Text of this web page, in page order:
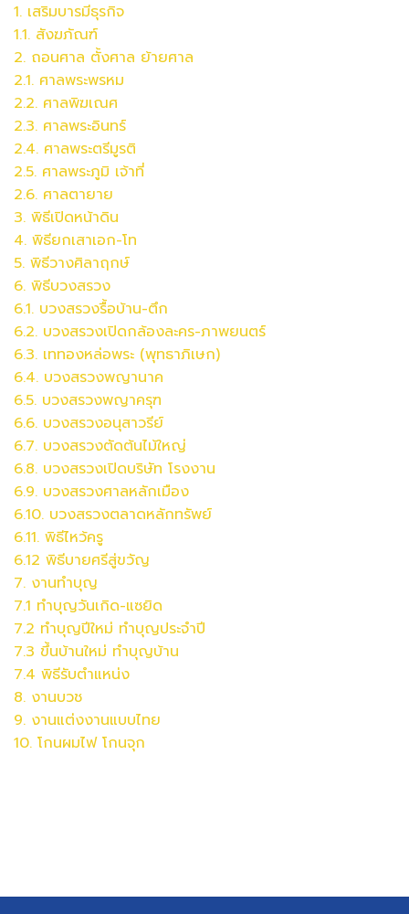
1. เสริมบารมีธุรกิจ
1.1. สังฆภัณฑ์
2. ถอนศาล ตั้งศาล ย้ายศาล
2.1. ศาลพระพรหม
2.2. ศาลพิฆเณศ
2.3. ศาลพระอินทร์
2.4. ศาลพระตรีมูรติ
2.5. ศาลพระภูมิ เจ้าที่
2.6. ศาลตายาย
3. พิธีเปิดหน้าดิน
4. พิธียกเสาเอก-โท
5. พิธีวางศิลาฤกษ์
6. พิธีบวงสรวง
6.1. บวงสรวงรื้อบ้าน-ตึก
6.2. บวงสรวงเปิดกล้องละคร-ภาพยนตร์
6.3. เททองหล่อพระ (พุทธาภิเษก)
6.4. บวงสรวงพญานาค
6.5. บวงสรวงพญาครุฑ
6.6. บวงสรวงอนุสาวรีย์
6.7. บวงสรวงตัดต้นไม้ใหญ่
6.8. บวงสรวงเปิดบริษัท โรงงาน
6.9. บวงสรวงศาลหลักเมือง
6.10. บวงสรวงตลาดหลักทรัพย์
6.11. พิธีไหว้ครู
6.12 พิธีบายศรีสู่ขวัญ
7. งานทำบุญ
7.1 ทำบุญวันเกิด-แซยิด
7.2 ทำบุญปีใหม่ ทำบุญประจำปี
7.3 ขึ้นบ้านใหม่ ทำบุญบ้าน
7.4 พิธีรับตำแหน่ง
8. งานบวช
9. งานแต่งงานแบบไทย
10. โกนผมไฟ โกนจุก